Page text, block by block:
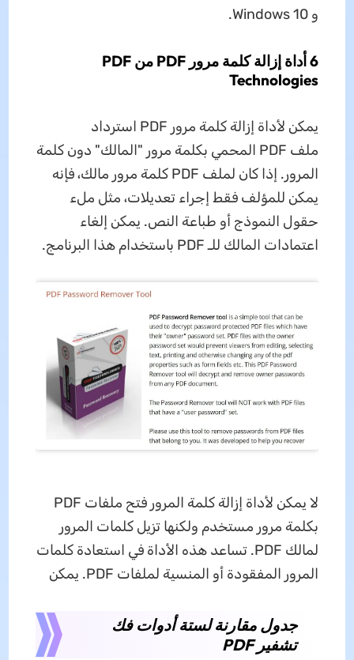
و Windows 10.
6 أداة إزالة كلمة مرور PDF من PDF
Technologies
يمكن لأداة إزالة كلمة مرور PDF استرداد
ملف PDF المحمي بكلمة مرور "المالك" دون كلمة
المرور. إذا كان لملف PDF كلمة مرور مالك، فإنه
يمكن للمؤلف فقط إجراء تعديلات، مثل ملء
حقول النموذج أو طباعة النص. يمكن إلغاء
اعتمادات المالك للـ PDF باستخدام هذا البرنامج.
لا يمكن لأداة إزالة كلمة المرور فتح ملفات PDF
بكلمة مرور مستخدم ولكنها تزيل كلمات المرور
لمالك PDF. تساعد هذه الأداة في استعادة كلمات
المرور المفقودة أو المنسية لملفات PDF. يمكن
جدول مقارنة لستة أدوات فك
تشفير PDF